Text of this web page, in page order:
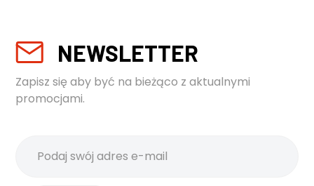
NEWSLETTER
Zapisz się aby być na bieżąco z aktualnymi
promocjami.